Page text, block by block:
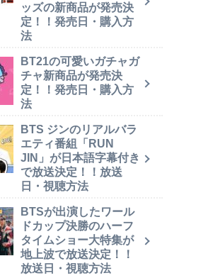
ッズの新商品が発売決
定！！発売日・購入方
法
BT21の可愛いガチャガ
チャ新商品が発売決
定！！発売日・購入方
法
BTS ジンのリアルバラ
エティ番組「RUN
JIN」が日本語字幕付き
で放送決定！！放送
日・視聴方法
BTSが出演したワール
ドカップ決勝のハーフ
タイムショー大特集が
地上波で放送決定！！
放送日・視聴方法